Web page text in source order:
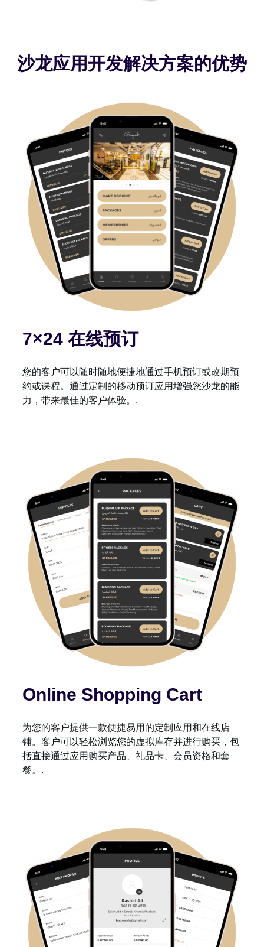
沙龙应用开发解决方案的优势
7×24 在线预订
您的客户可以随时随地便捷地通过手机预订或改期预
约或课程。通过定制的移动预订应用增强您沙龙的能
力，带来最佳的客户体验。.
Online Shopping Cart
为您的客户提供一款便捷易用的定制应用和在线店
铺。客户可以轻松浏览您的虚拟库存并进行购买，包
括直接通过应用购买产品、礼品卡、会员资格和套
餐。.